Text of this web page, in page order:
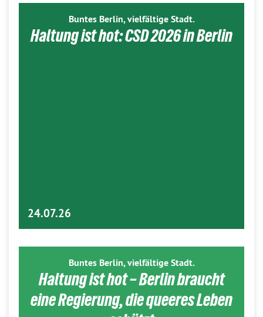
Buntes Berlin, vielfältige Stadt.
Haltung ist hot: CSD 2026 in Berlin
24.07.26
Buntes Berlin, vielfältige Stadt.
Haltung ist hot – Berlin braucht
eine Regierung, die queeres Leben